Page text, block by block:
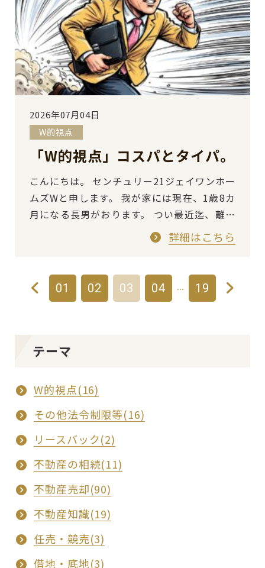
2026年07月04日
W的視点
「W的視点」コスパとタイパ。
こんにちは。 センチュリー21ジェイワンホー
ムズWと申します。 我が家には現在、1歳8カ
月になる長男がおります。 つい最近迄、離乳
食を食べておりましたが、現在は少しづつで
詳細はこちら
01 02 03 04 … 19
テーマ
W的視点(16)
その他法令制限等(16)
リースバック(2)
不動産の相続(11)
不動産売却(90)
不動産知識(19)
任売・競売(3)
借地・底地(3)